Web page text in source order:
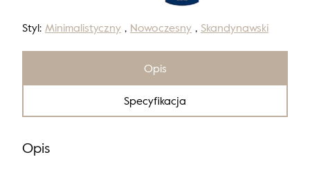
Styl: Minimalistyczny , Nowoczesny , Skandynawski
Opis
Specyfikacja
Opis